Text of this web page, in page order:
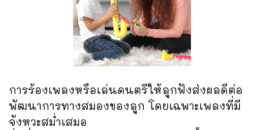
การร้องเพลงหรือเล่นดนตรีให้ลูกฟังส่งผลดีต่อ
พัฒนาการทางสมองของลูก โดยเฉพาะเพลงที่มี
จังหวะสม่ำเสมอ